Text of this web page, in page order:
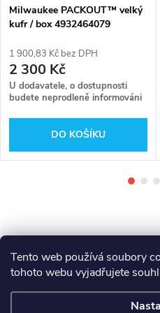
Tento web používá soubory
tohoto webu vyjadřujete
Milwaukee PACKOUT™ velký
kufr / box 4932464079
1 900,83 Kč bez DPH
2 300 Kč
U dodavatele, o dostupnosti
budete neprodleně informováni
DO KOŠÍKU
Z